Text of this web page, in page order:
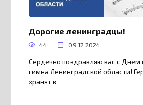
Дорогие ленинградцы!
44 09.12.2024
Сердечно поздравляю вас с Днем
гимна Ленинградской области!
хранят в